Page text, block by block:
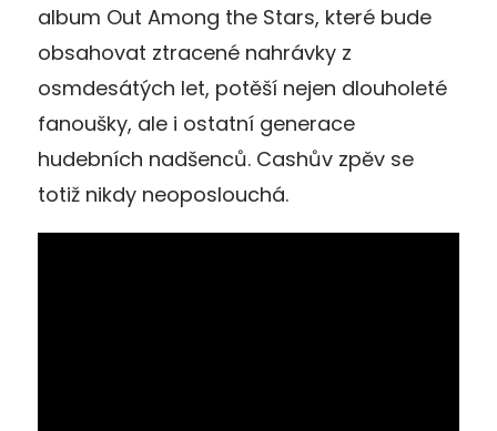
album Out Among the Stars, které bude
obsahovat ztracené nahrávky z
osmdesátých let, potěší nejen dlouholeté
fanoušky, ale i ostatní generace
hudebních nadšenců. Cashův zpěv se
totiž nikdy neoposlouchá.